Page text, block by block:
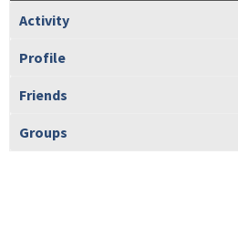
Activity
Profile
Friends
Groups